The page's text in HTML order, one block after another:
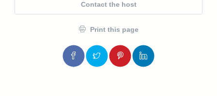
Contact the host
Print this page